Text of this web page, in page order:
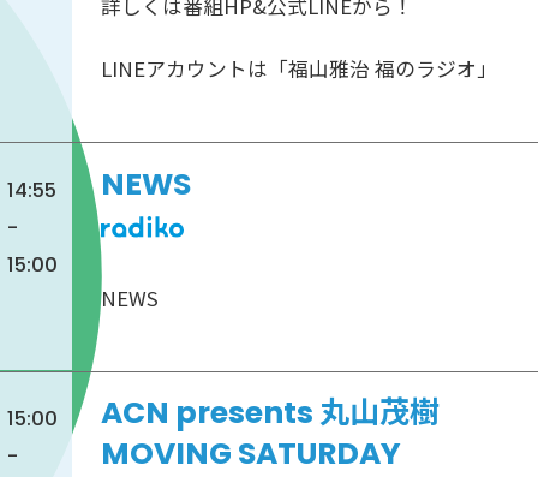
詳しくは番組HP&公式LINEから！
LINEアカウントは「福山雅治 福のラジオ」
14:55
-
15:00
NEWS
NEWS
15:00
-
ACN presents 丸山茂樹
MOVING SATURDAY